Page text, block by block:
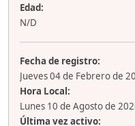
Edad:
N/D
Fecha de registro:
Jueves 04 de Febrero de
Hora Local:
Lunes 10 de Agosto de
Última vez activo: